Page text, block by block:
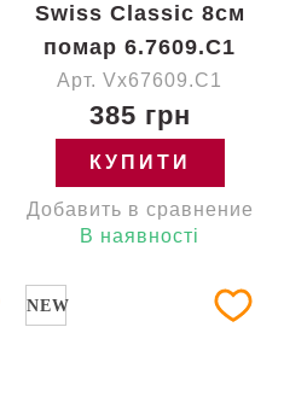
Swiss Classic 8см
помар 6.7609.C1
Арт. Vx67609.C1
385 грн
КУПИТИ
Добавить в сравнение
В наявності
NEW